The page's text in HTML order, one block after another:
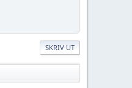
SKRIV UT